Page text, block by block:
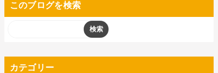
このブログを検索
カテゴリー